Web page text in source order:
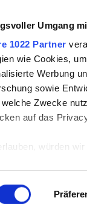
Umgang
1022 Partner
wie Cookies,
Werbung
sowie
Zwecke
auf das
würden wir
durch aktives
darüber, wie